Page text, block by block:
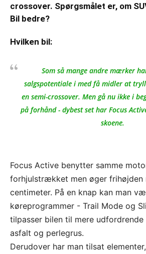
crossover. Spørgsmålet er, om
Bil bedre?
Hvilken bil:
Som så mange andre mærker
salgspotentiale i med få midler at
en semi-crossover. Men gå nu ikke i
på forhånd - dybest set har Focus
skoene.
Focus Active benytter samme
forhjulstrækket men øger frihøjden
centimeter. På en knap kan man
køreprogrammer - Trail Mode og
tilpasser bilen til mere
asfalt og perlegrus.
Derudover har man tilsat